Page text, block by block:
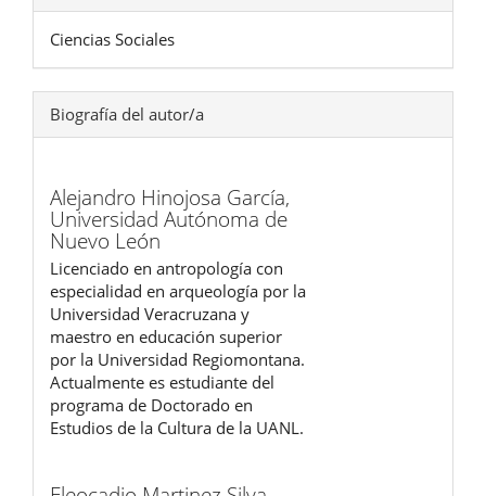
Ciencias Sociales
Biografía del autor/a
Alejandro Hinojosa García,
Universidad Autónoma de
Nuevo León
Licenciado en antropología con
especialidad en arqueología por la
Universidad Veracruzana y
maestro en educación superior
por la Universidad Regiomontana.
Actualmente es estudiante del
programa de Doctorado en
Estudios de la Cultura de la UANL.